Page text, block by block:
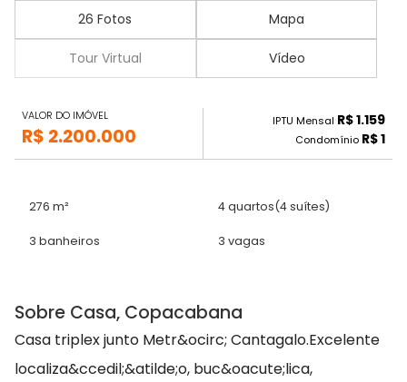
26 Fotos Mapa
Tour Virtual Vídeo
VALOR DO IMÓVEL
R$ 2.200.000
IPTU Mensal R$ 1.159
Condomínio R$ 1
276 m² 4 quartos(4 suítes)
3 banheiros 3 vagas
Sobre Casa, Copacabana
Casa triplex junto Metr&ocirc; Cantagalo.Excelente
localiza&ccedil;&atilde;o, buc&oacute;lica,